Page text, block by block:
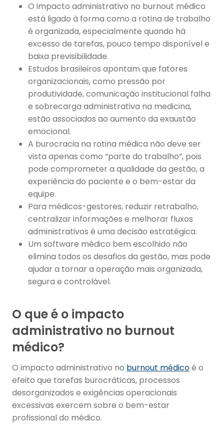
O impacto administrativo no burnout médico
está ligado à forma como a rotina de trabalho
é organizada, especialmente quando há
excesso de tarefas, pouco tempo disponível e
baixa previsibilidade.
Estudos brasileiros apontam que fatores
organizacionais, como pressão por
produtividade, comunicação institucional falha
e sobrecarga administrativa na medicina,
estão associados ao aumento da exaustão
emocional.
A burocracia na rotina médica não deve ser
vista apenas como “parte do trabalho”, pois
pode comprometer a qualidade da gestão, a
experiência do paciente e o bem-estar da
equipe.
Para médicos-gestores, reduzir retrabalho,
centralizar informações e melhorar fluxos
administrativos é uma decisão estratégica.
Um software médico bem escolhido não
elimina todos os desafios da gestão, mas pode
ajudar a tornar a operação mais organizada,
segura e controlável.
O que é o impacto
administrativo no burnout
médico?
O impacto administrativo no burnout médicoé o
efeito que tarefas burocráticas, processos
desorganizados e exigências operacionais
excessivas exercem sobre o bem-estar
profissional do médico.